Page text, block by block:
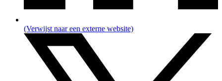
(Verwijst naar een externe website)